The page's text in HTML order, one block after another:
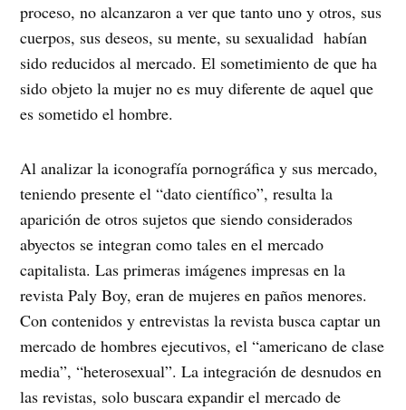
proceso, no alcanzaron a ver que tanto uno y otros, sus
cuerpos, sus deseos, su mente, su sexualidad habían
sido reducidos al mercado. El sometimiento de que ha
sido objeto la mujer no es muy diferente de aquel que
es sometido el hombre.
Al analizar la iconografía pornográfica y sus mercado,
teniendo presente el “dato científico”, resulta la
aparición de otros sujetos que siendo considerados
abyectos se integran como tales en el mercado
capitalista. Las primeras imágenes impresas en la
revista Paly Boy, eran de mujeres en paños menores.
Con contenidos y entrevistas la revista busca captar un
mercado de hombres ejecutivos, el “americano de clase
media”, “heterosexual”. La integración de desnudos en
las revistas, solo buscara expandir el mercado de